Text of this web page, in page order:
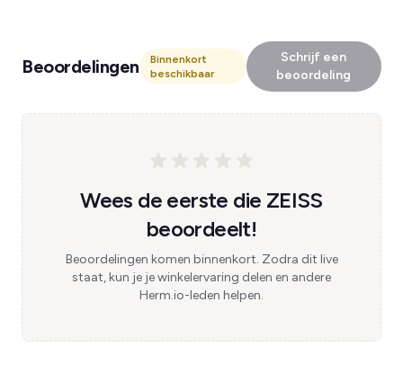
Beoordelingen
Binnenkort
beschikbaar
Schrijf een
beoordeling
Wees de eerste die ZEISS
beoordeelt!
Beoordelingen komen binnenkort. Zodra dit live
staat, kun je je winkelervaring delen en andere
Herm.io-leden helpen.